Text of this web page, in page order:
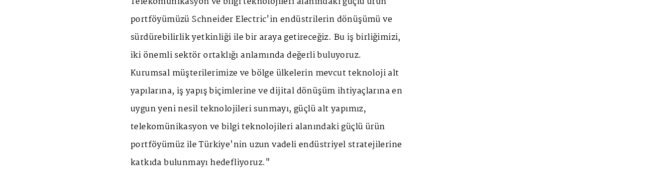
portföyümüzü Schneider Electric'in endüstrilerin dönüşümü ve
sürdürebilirlik yetkinliği ile bir araya getireceğiz. Bu iş birliğimizi,
iki önemli sektör ortaklığı anlamında değerli buluyoruz.
Kurumsal müşterilerimize ve bölge ülkelerin mevcut teknoloji alt
yapılarına, iş yapış biçimlerine ve dijital dönüşüm ihtiyaçlarına en
uygun yeni nesil teknolojileri sunmayı, güçlü alt yapımız,
telekomünikasyon ve bilgi teknolojileri alanındaki güçlü ürün
portföyümüz ile Türkiye'nin uzun vadeli endüstriyel stratejilerine
katkıda bulunmayı hedefliyoruz."